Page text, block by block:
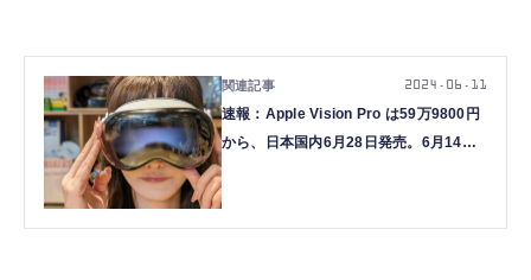
速報：Apple Vision Pro は59万9800円
から、日本国内6月28日発売。6月14日
2024.06.11